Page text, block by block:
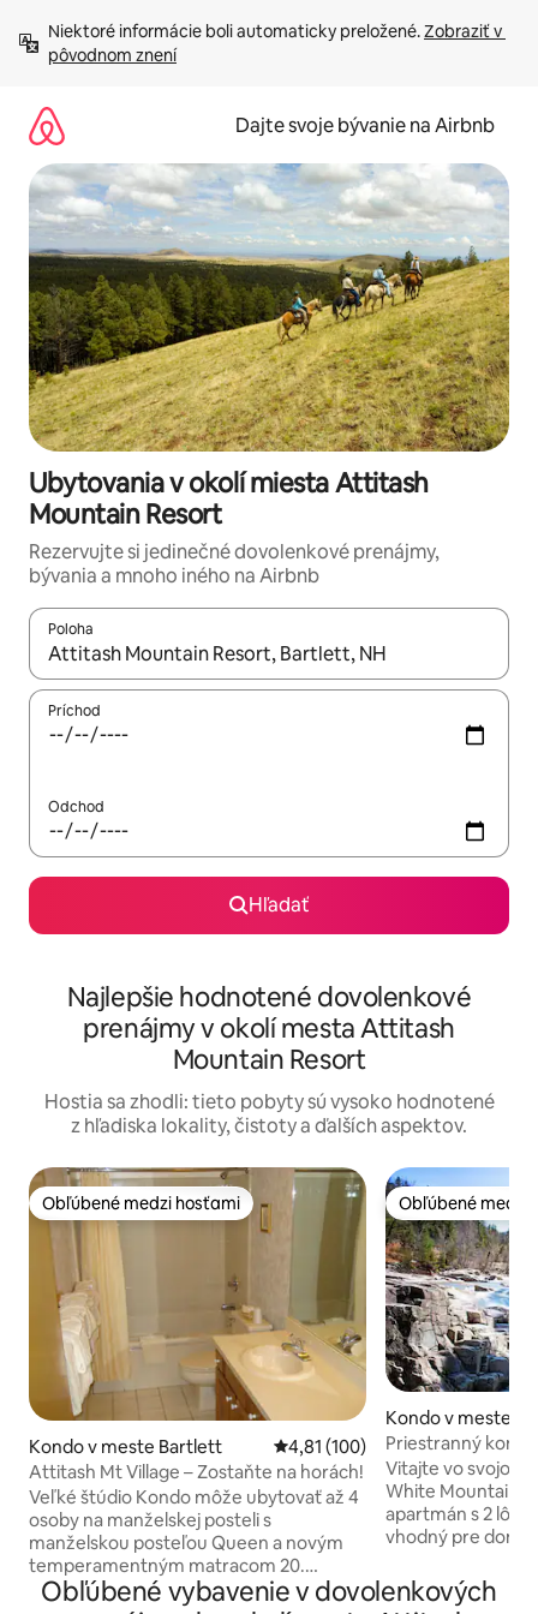
obsah.
Niektoré informácie boli automaticky preložené. Zobraziť v
pôvodnom znení
Dajte svoje bývanie na Airbnb
Ubytovania v okolí miesta Attitash
Mountain Resort
Rezervujte si jedinečné dovolenkové prenájmy,
bývania a mnoho iného na Airbnb
Poloha
Keď budú výsledky k dispozícii, môžete si ich prechádzať
Príchod
Odchod
Hľadať
Najlepšie hodnotené dovolenkové
prenájmy v okolí mesta Attitash
Mountain Resort
Hostia sa zhodli: tieto pobyty sú vysoko hodnotené
z hľadiska lokality, čistoty a ďalších aspektov.
Obľúbené medzi hosťami
Obľúbené medzi hosťami
Kondo v meste Bartlett Priemerné ohodnotenie 4,81 z
4,81 (100)
Attitash Mt Village – Zostaňte na horách!
Veľké štúdio Kondo môže ubytovať až 4
osoby na manželskej posteli s
manželskou posteľou Queen a novým
temperamentným matracom 20.
októbra. Menšia pohovka na spanie
Obľúbené medzi
Obľúbené medzi
Kondo v meste
Priestranný
– Storyland –
Vitajte vo svojom
White Mountain!
apartmán s 2
vhodný pre
Attitash Mtn.
malebnej rieky
Obľúbené vybavenie v dovolenkových